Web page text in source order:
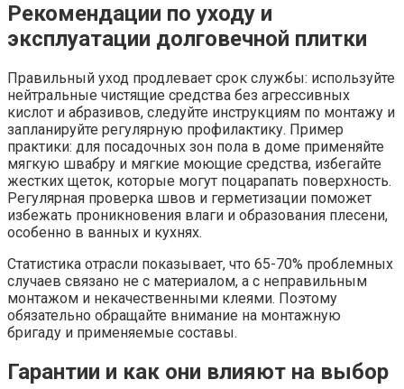
Рекомендации по уходу и
эксплуатации долговечной плитки
Правильный уход продлевает срок службы: используйте
нейтральные чистящие средства без агрессивных
кислот и абразивов, следуйте инструкциям по монтажу и
запланируйте регулярную профилактику. Пример
практики: для посадочных зон пола в доме применяйте
мягкую швабру и мягкие моющие средства, избегайте
жестких щеток, которые могут поцарапать поверхность.
Регулярная проверка швов и герметизации поможет
избежать проникновения влаги и образования плесени,
особенно в ванных и кухнях.
Статистика отрасли показывает, что 65-70% проблемных
случаев связано не с материалом, а с неправильным
монтажом и некачественными клеями. Поэтому
обязательно обращайте внимание на монтажную
бригаду и применяемые составы.
Гарантии и как они влияют на выбор